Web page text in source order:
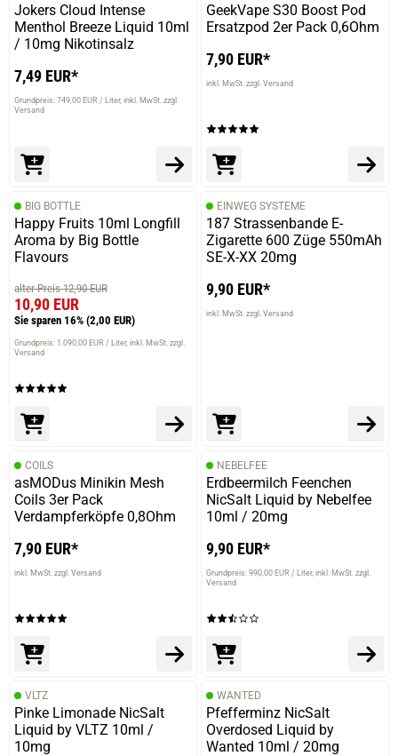
prev
Jokers Cloud Intense
Menthol Breeze Liquid 10ml
/ 10mg Nikotinsalz
7,49 EUR*
Grundpreis: 749,00 EUR / Liter inkl. MwSt. zzgl.
Versand
GeekVape S30 Boost Pod
Ersatzpod 2er Pack 0,6Ohm
7,90 EUR*
inkl. MwSt. zzgl. Versand
BIG BOTTLE
Happy Fruits 10ml Longfill
Aroma by Big Bottle
Flavours
alter Preis 12,90 EUR
10,90 EUR
Sie sparen 16% (2,00 EUR)
Grundpreis: 1.090,00 EUR / Liter inkl. MwSt. zzgl.
Versand
EINWEG SYSTEME
187 Strassenbande E-
Zigarette 600 Züge 550mAh
SE-X-XX 20mg
9,90 EUR*
inkl. MwSt. zzgl. Versand
COILS
asMODus Minikin Mesh
Coils 3er Pack
Verdampferköpfe 0,8Ohm
7,90 EUR*
inkl. MwSt. zzgl. Versand
NEBELFEE
Erdbeermilch Feenchen
NicSalt Liquid by Nebelfee
10ml / 20mg
9,90 EUR*
Grundpreis: 990,00 EUR / Liter inkl. MwSt. zzgl.
Versand
VLTZ
Pinke Limonade NicSalt
Liquid by VLTZ 10ml /
10mg
WANTED
Pfefferminz NicSalt
Overdosed Liquid by
Wanted 10ml / 20mg